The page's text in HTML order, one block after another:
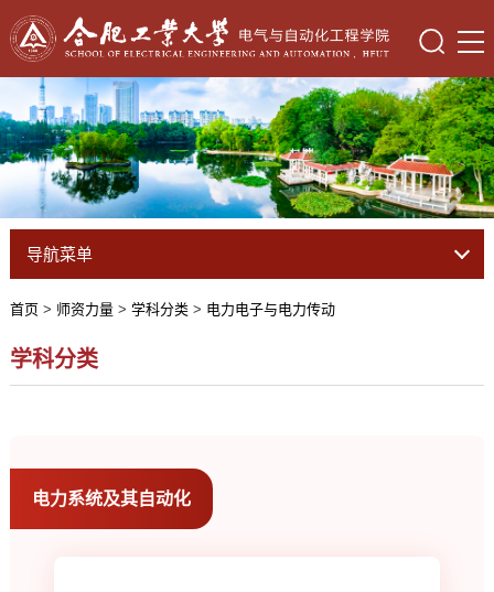
导航菜单
首页> 师资力量> 学科分类> 电力电子与电力传动
学科分类
电力系统及其自动化